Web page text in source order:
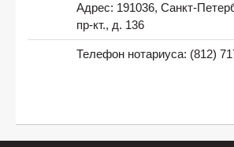
Адрес: 191036, Санкт-
пр-кт., д. 136
Телефон нотариуса: (812)